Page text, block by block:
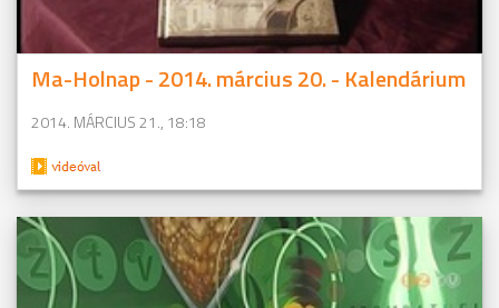
Ma-Holnap - 2014. március 20. - Kalendárium
2014. MÁRCIUS 21., 18:18